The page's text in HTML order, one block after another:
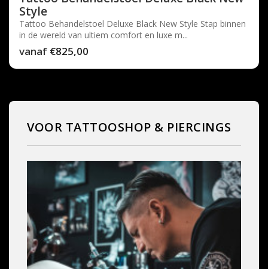
Style
Tattoo Behandelstoel Deluxe Black New Style Stap binnen
in de wereld van ultiem comfort en luxe m...
vanaf €825,00
VOOR TATTOOSHOP & PIERCINGS